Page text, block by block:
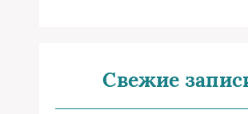
Свежие